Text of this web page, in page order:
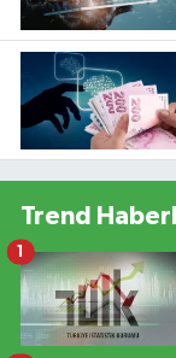
Trend
1